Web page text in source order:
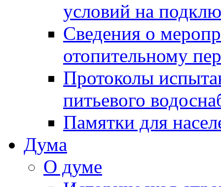
условий на
Сведения о
отопительному
Протоколы
питьевого
Памятки для
Дума
О думе